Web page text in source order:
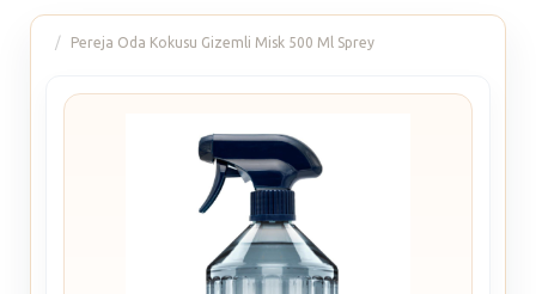
Pereja Oda Kokusu Gizemli Misk 500 Ml Sprey